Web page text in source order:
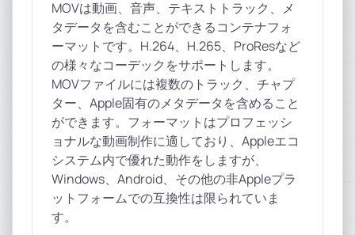
MOVは動画、音声、テキストトラック、メ
タデータを含むことができるコンテナフォ
ーマットです。H.264、H.265、ProResなど
の様々なコーデックをサポートします。
MOVファイルには複数のトラック、チャプ
ター、Apple固有のメタデータを含めること
ができます。フォーマットはプロフェッシ
ョナルな動画制作に適しており、Appleエコ
システム内で優れた動作をしますが、
Windows、Android、その他の非Appleプラ
ットフォームでの互換性は限られていま
す。